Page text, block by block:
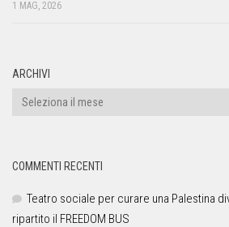
1 MAG, 2026
ARCHIVI
COMMENTI RECENTI
Teatro sociale per curare una Palestina
ripartito il FREEDOM BUS